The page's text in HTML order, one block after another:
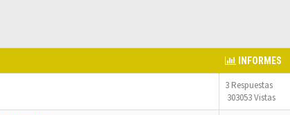
INFORMES
3 Respuestas
303053 Vistas